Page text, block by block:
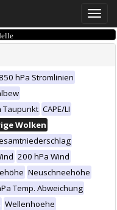
Toggle
850 hPa Stromlinien
Taupunkt CAPE/LI
Wolken
200 hPa Wind
Neuschneehöhe
Temp. Abweichung
Wellenhoehe